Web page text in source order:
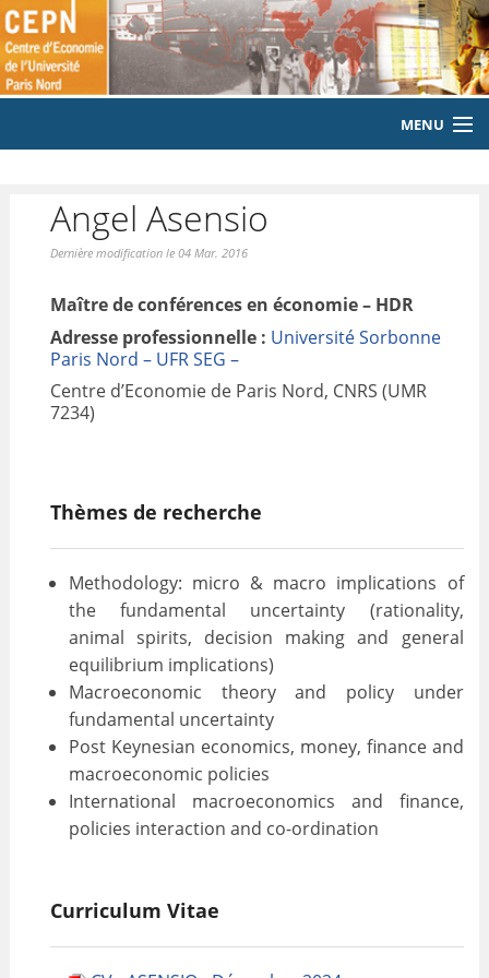
MENU
LE LABORATOIRE
PUBLICATIONS
EVENEMENTS
VALORISATION
Angel Asensio
Dernière modification le 04 Mar. 2016
Maître de conférences en économie – HDR
Adresse professionnelle : Université Sorbonne
Paris Nord – UFR SEG –
Centre d’Economie de Paris Nord, CNRS (UMR
7234)
Thèmes de recherche
Methodology: micro & macro implications of
the fundamental uncertainty (rationality,
animal spirits, decision making and general
equilibrium implications)
Macroeconomic theory and policy under
fundamental uncertainty
Post Keynesian economics, money, finance and
macroeconomic policies
International macroeconomics and finance,
policies interaction and co-ordination
Curriculum Vitae